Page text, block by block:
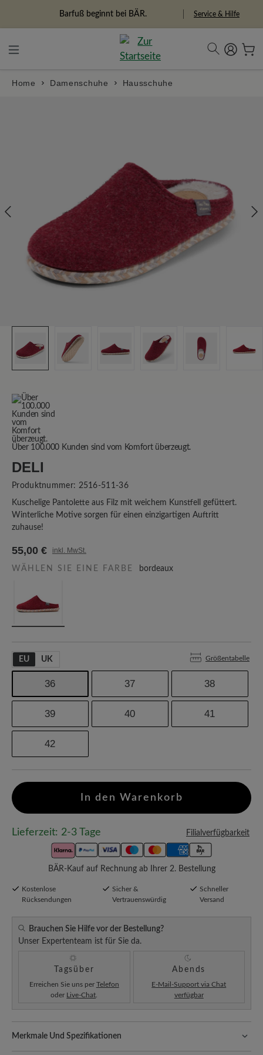
Freiheitspioniere Service & Hilfe
Home Damenschuhe Hausschuhe
Über 100.000 Kunden sind vom Komfort überzeugt.
DELI
Produktnummer: 2516-511-36
Kuschelige Pantolette aus Filz mit weichem Kunstfell gefüttert.
Winterliche Motive sorgen für einen einzigartigen Auftritt
zuhause!
55,00 € inkl. MwSt.
WÄHLEN SIE EINE FARBE bordeaux
EU UK Größentabelle
36 37 38
39 40 41
42
In den Warenkorb
Lieferzeit: 2-3 Tage Filialverfügbarkeit
BÄR-Kauf auf Rechnung ab Ihrer 2. Bestellung
Kostenlose
Rücksendungen
Sicher &
Vertrauenswürdig
Schneller
Versand
Brauchen Sie Hilfe vor der Bestellung?
Unser Expertenteam ist für Sie da.
Tagsüber
Erreichen Sie uns per Telefon
oder Live-Chat
Abends
E-Mail-Support via Chat
verfügbar
Merkmale Und Spezifikationen